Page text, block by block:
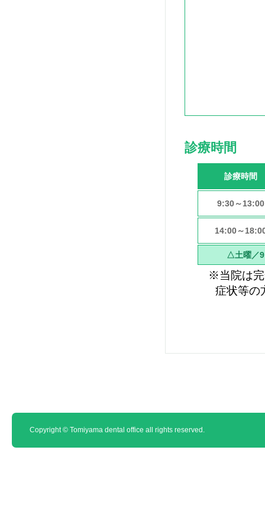
診療時間
診療時間
9:30～13:00
14:00～
△土曜／
※当院は完
症状等の
Copyright © Tomiyama dental office all rights reserved.